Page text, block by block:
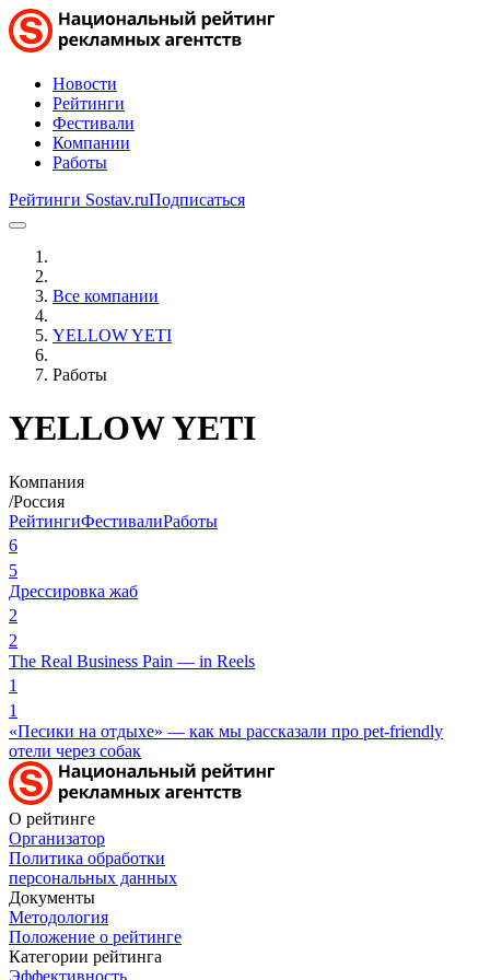
Новости
Рейтинги
Фестивали
Компании
Работы
Рейтинги Sostav.ruПодписаться
Все компании
YELLOW YETI
Работы
YELLOW YETI
Компания
/Россия
РейтингиФестивалиРаботы
6
5
Дрессировка жаб
2
2
The Real Business Pain — in Reels
1
1
«Песики на отдыхе» — как мы рассказали про pet-friendly
отели через собак
О рейтинге
Организатор
Политика обработки
персональных данных
Документы
Методология
Положение о рейтинге
Категории рейтинга
Эффективность